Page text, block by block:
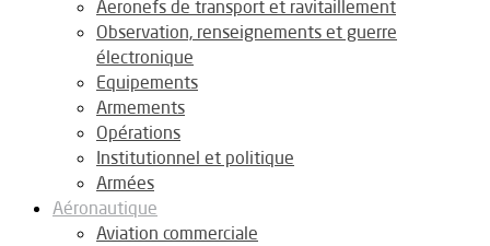
Aeronefs de transport et ravitaillement
Observation, renseignements et guerre
électronique
Equipements
Armements
Opérations
Institutionnel et politique
Armées
Aéronautique
Aviation commerciale